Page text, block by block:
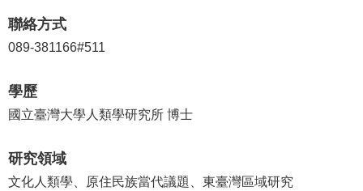
學
認
我
們
聯絡方式
089-381166#511
學歷
國立臺灣大學人類學研究所 博士
研究領域
文化人類學、原住民族當代議題、東臺灣區域研究